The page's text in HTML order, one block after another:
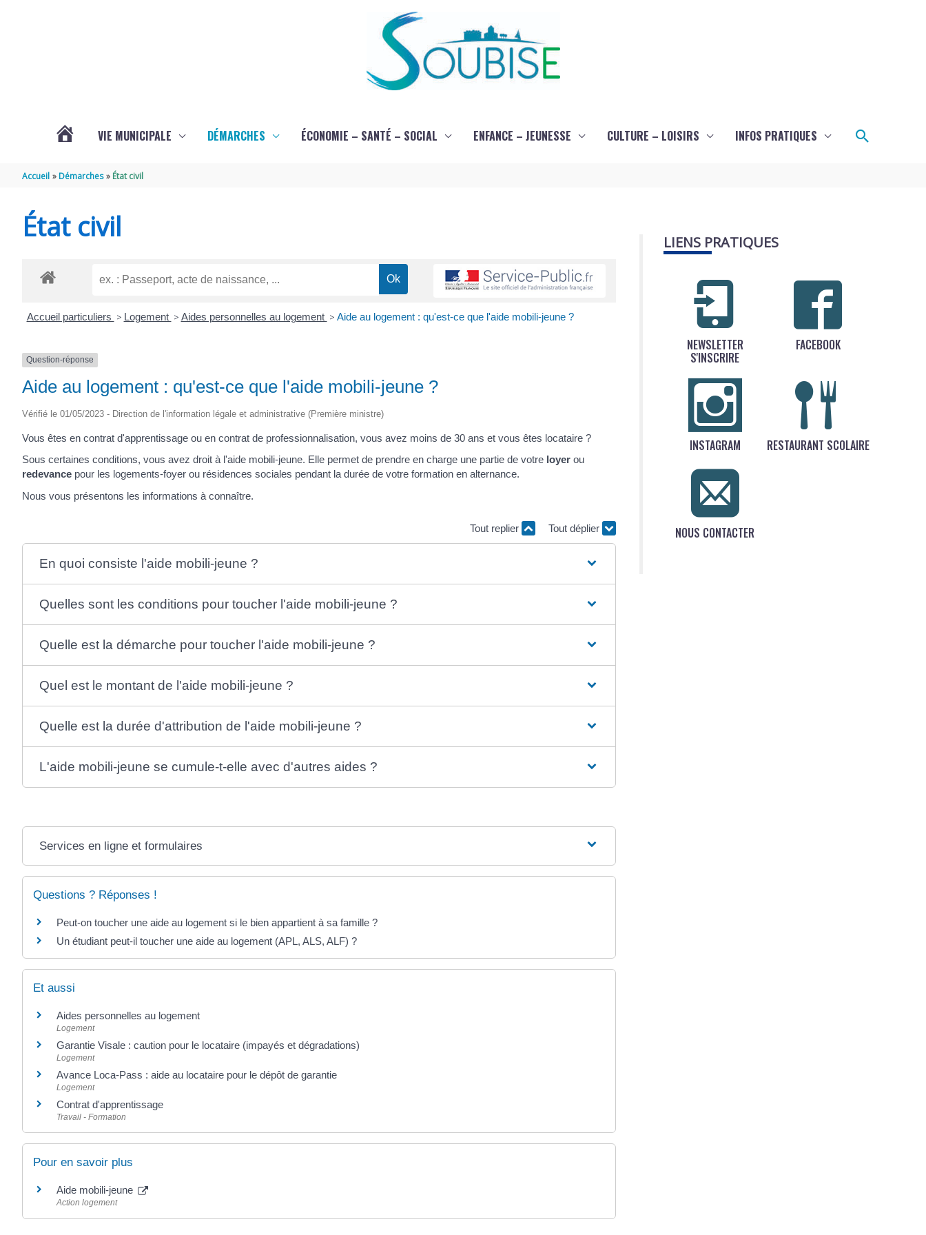
VIE MUNICIPALE DÉMARCHES ÉCONOMIE – SANTÉ – SOCIAL ENFANCE – JEUNESSE CULTURE – LOISIRS INFOS PRATIQUES
Accueil Démarches État civil
État civil
Accueil particuliers > Logement > Aides personnelles au logement > Aide au logement : qu'est-ce que l'aide mobili-jeune ?
Question-réponse
Aide au logement : qu'est-ce que l'aide mobili-jeune ?
Vérifié le 01/05/2023 - Direction de l'information légale et administrative (Première ministre)
Vous êtes en contrat d'apprentissage ou en contrat de professionnalisation, vous avez moins de 30 ans et vous êtes locataire ?
Sous certaines conditions, vous avez droit à l'aide mobili-jeune. Elle permet de prendre en charge une partie de votre loyer ou
redevance pour les logements-foyer ou résidences sociales pendant la durée de votre formation en alternance.
Nous vous présentons les informations à connaître.
Tout replier Tout déplier
En quoi consiste l'aide mobili-jeune ?
Quelles sont les conditions pour toucher l'aide mobili-jeune ?
Quelle est la démarche pour toucher l'aide mobili-jeune ?
Quel est le montant de l'aide mobili-jeune ?
Quelle est la durée d'attribution de l'aide mobili-jeune ?
L'aide mobili-jeune se cumule-t-elle avec d'autres aides ?
Services en ligne et formulaires
Questions ? Réponses !
Peut-on toucher une aide au logement si le bien appartient à sa famille ?
Un étudiant peut-il toucher une aide au logement (APL, ALS, ALF) ?
Et aussi
Aides personnelles au logement
Logement
Garantie Visale : caution pour le locataire (impayés et dégradations)
Logement
Avance Loca-Pass : aide au locataire pour le dépôt de garantie
Logement
Contrat d'apprentissage
Travail - Formation
Pour en savoir plus
Aide mobili-jeune
Action logement
LIENS PRATIQUES
NEWSLETTER
S'INSCRIRE
FACEBOOK
INSTAGRAM RESTAURANT SCOLAIRE
NOUS CONTACTER